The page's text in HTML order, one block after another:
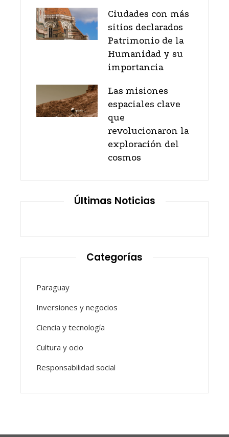
Ciudades con más
sitios declarados
Patrimonio de la
Humanidad y su
importancia
Las misiones
espaciales clave
que
revolucionaron la
exploración del
cosmos
Últimas Noticias
Categorías
Paraguay
Inversiones y negocios
Ciencia y tecnología
Cultura y ocio
Responsabilidad social